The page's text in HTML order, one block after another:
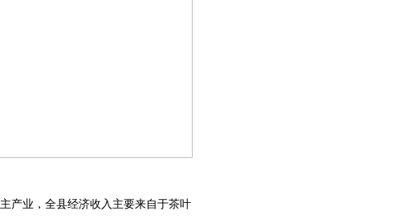
产业，全县经济收入主要来自于茶叶